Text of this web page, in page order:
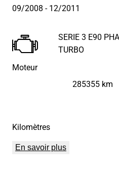
09/2008- 12/2011
Moteur
SERIE 3 E90
TURBO
Kilomètres
285355 km
En savoir plus